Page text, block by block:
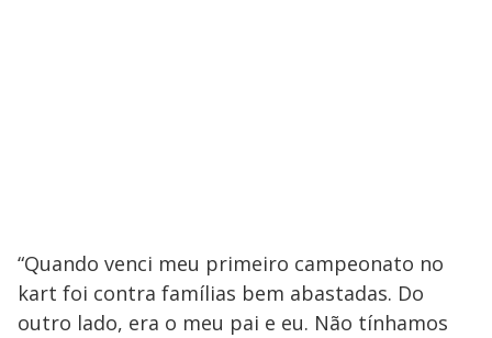
“Quando venci meu primeiro campeonato no
kart foi contra famílias bem abastadas. Do
outro lado, era o meu pai e eu. Não tínhamos